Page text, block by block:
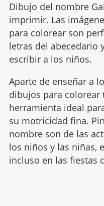
Dibujo del nombre
imprimir. Las
para colorear son
letras del abecedario
escribir a los niños.
Aparte de enseñar a
dibujos para colorear
herramienta ideal
su motricidad fina.
nombre son de las
los niños y las niñas,
incluso en las fiestas